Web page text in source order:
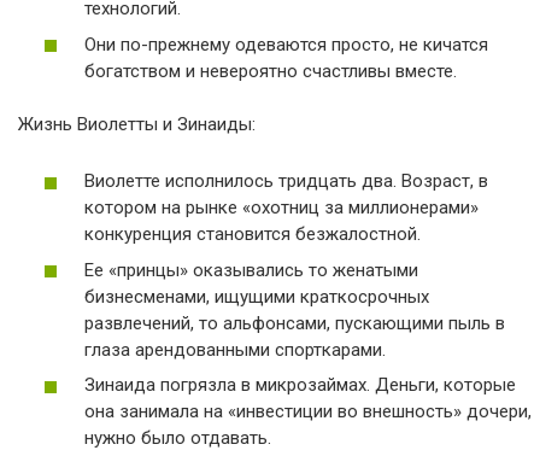
технологий.
Они по-прежнему одеваются просто, не кичатся
богатством и невероятно счастливы вместе.
Жизнь Виолетты и Зинаиды:
Виолетте исполнилось тридцать два. Возраст, в
котором на рынке «охотниц за миллионерами»
конкуренция становится безжалостной.
Ее «принцы» оказывались то женатыми
бизнесменами, ищущими краткосрочных
развлечений, то альфонсами, пускающими пыль в
глаза арендованными спорткарами.
Зинаида погрязла в микрозаймах. Деньги, которые
она занимала на «инвестиции во внешность» дочери,
нужно было отдавать.